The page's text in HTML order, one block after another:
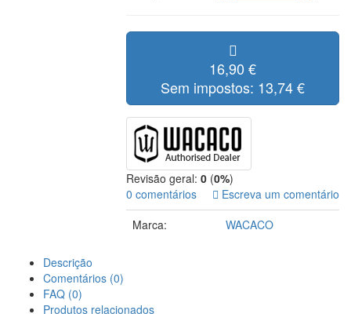
16,90 €
Sem impostos: 13,74 €
Revisão geral: 0 (0%)
0 comentários
Escreva um comentário
Marca:
WACACO
Descrição
Comentários (0)
FAQ (0)
Produtos relacionados